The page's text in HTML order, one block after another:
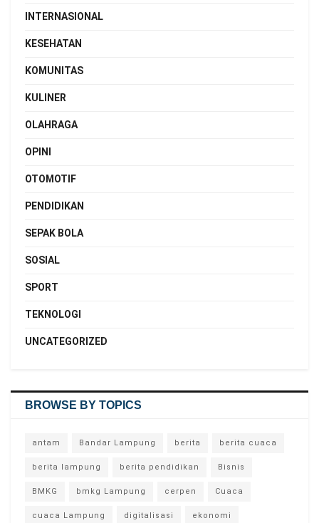
INTERNASIONAL
KESEHATAN
KOMUNITAS
KULINER
OLAHRAGA
OPINI
OTOMOTIF
PENDIDIKAN
SEPAK BOLA
SOSIAL
SPORT
TEKNOLOGI
UNCATEGORIZED
BROWSE BY TOPICS
antam Bandar Lampung berita berita cuaca
berita lampung berita pendidikan Bisnis
BMKG bmkg Lampung cerpen Cuaca
cuaca Lampung digitalisasi ekonomi